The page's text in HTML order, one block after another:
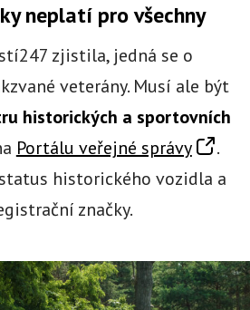
neplatí pro všechny
zjistila, jedná se o
veterány. Musí ale být
historických a sportovních
Portálu veřejné správy
.
historického vozidla a
značky.